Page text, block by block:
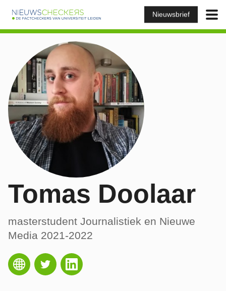
Nieuwsbrief
Tomas Doolaar
masterstudent Journalistiek en Nieuwe
Media 2021-2022